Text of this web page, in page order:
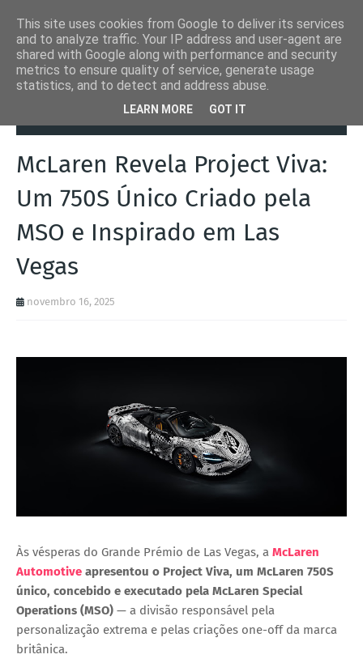
Autoads.pt
McLaren Revela Project Viva: Um 750S
McLaren Revela Project Viva:
Um 750S Único Criado pela
MSO e Inspirado em Las
Vegas
novembro 16, 2025
Às vésperas do Grande Prémio de Las Vegas, a McLaren
Automotive apresentou o Project Viva, um McLaren 750S
único, concebido e executado pela McLaren Special
Operations (MSO) — a divisão responsável pela
personalização extrema e pelas criações one-off da marca
britânica.
This site uses cookies from Google to deliver its services
and to analyze traffic. Your IP address and user-agent are
shared with Google along with performance and security
metrics to ensure quality of service, generate usage
statistics, and to detect and address abuse.
LEARN MORE GOT IT